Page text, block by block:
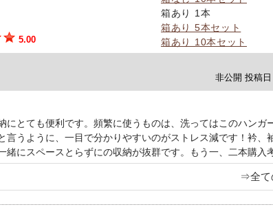
箱あり 1本
箱あり 5本セット
箱あり 10本セット
5.00
非公開 投稿日
にとても便利です。頻繁に使うものは、洗ってはこのハンガ
言うように、一目で分かりやすいのがストレス減です！衿、
緒にスペースとらずにの収納が抜群です。もう一、二本購入
⇒全て